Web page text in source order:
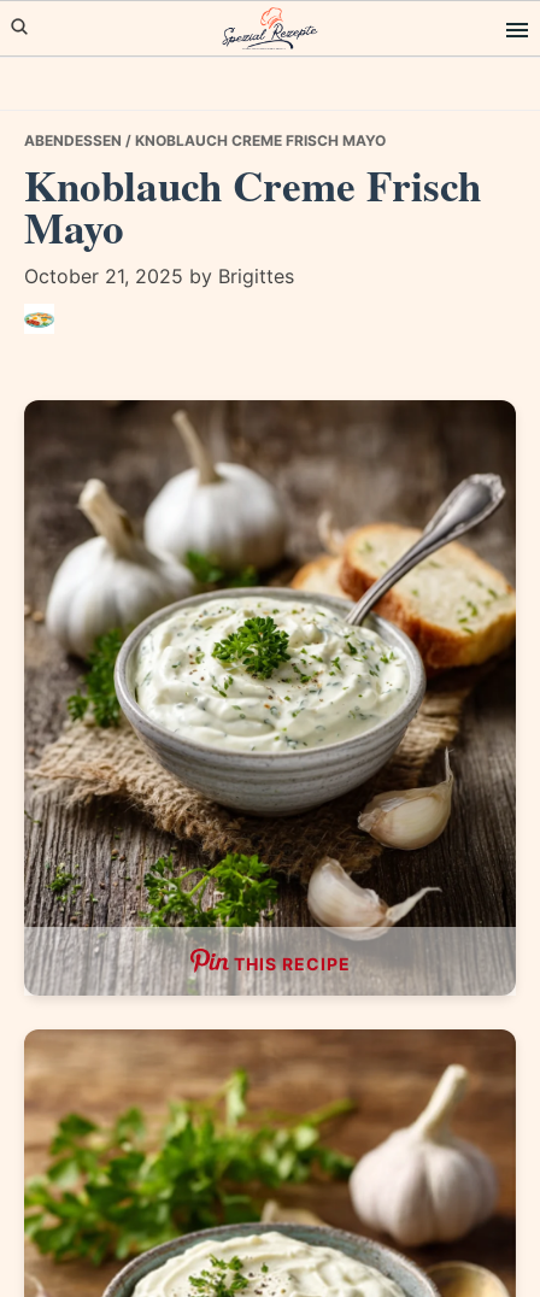
Skip
to
Skip
to
Skip
to
ABENDESSEN / KNOBLAUCH CREME FRISCH MAYO
Knoblauch Creme Frisch
Mayo
October 21, 2025 by Brigittes
THIS RECIPE